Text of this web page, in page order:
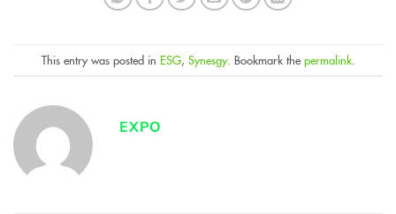
This entry was posted in ESG, Synesgy. Bookmark the permalink.
EXPO